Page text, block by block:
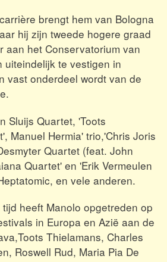
brengt hem van Bologna
hij zijn tweede hogere graad
aan het Conservatorium van
uiteindelijk te vestigen in
vast onderdeel wordt van de
Sluijs Quartet, 'Toots
Manuel Hermia' trio,'Chris Joris
Quartet (feat. John
Quartet' en 'Erik Vermeulen
en vele anderen.
heeft Manolo opgetreden op
in Europa en Azië aan de
Thielamans, Charles
Roswell Rud, Maria Pia De